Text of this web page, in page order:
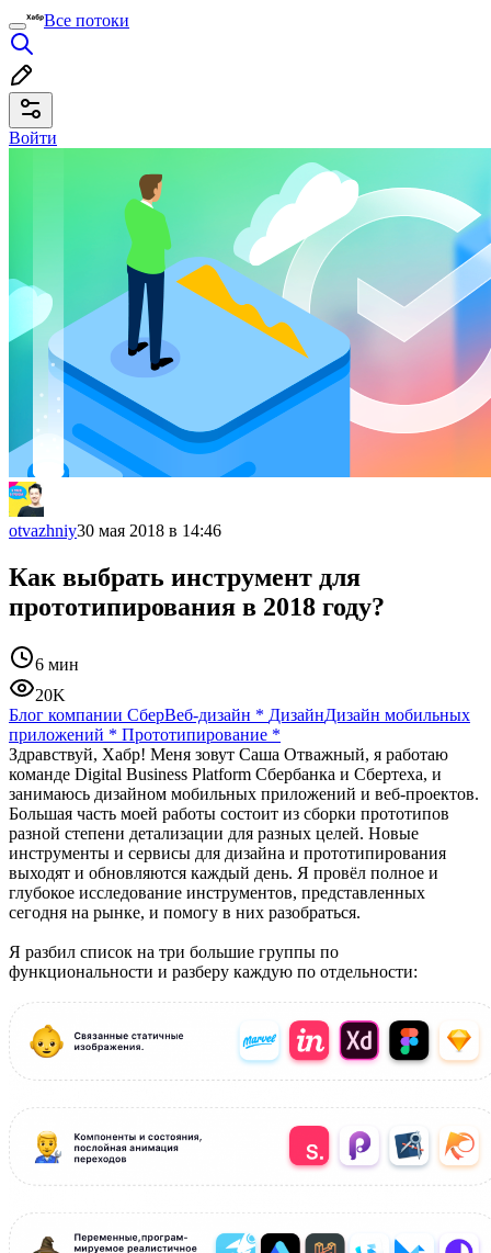
Все потоки
Войти
otvazhniy30 мая 2018 в 14:46
Как выбрать инструмент для
прототипирования в 2018 году?
6 мин
20K
Блог компании СберВеб-дизайн * ДизайнДизайн мобильных
приложений * Прототипирование *
Здравствуй, Хабр! Меня зовут Саша Отважный, я работаю
команде Digital Business Platform Сбербанка и Сбертеха, и
занимаюсь дизайном мобильных приложений и веб-проектов.
Большая часть моей работы состоит из сборки прототипов
разной степени детализации для разных целей. Новые
инструменты и сервисы для дизайна и прототипирования
выходят и обновляются каждый день. Я провёл полное и
глубокое исследование инструментов, представленных
сегодня на рынке, и помогу в них разобраться.
Я разбил список на три большие группы по
функциональности и разберу каждую по отдельности: